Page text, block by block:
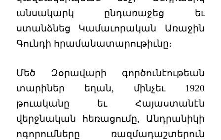
անսակարկ ընդառաջեց եւ
ստանձնեց Կամաւորական Առաջին
Գունդի հրամանատարութիւնը։
Մեծ Զօրավարի գործունէութեան
տարիներ եղան, մինչեւ 1920
թուականը եւ Հայաստանէն
վերջնական հեռացումը, Անդրանիկի
ոգորումները ռազմադաշտերուն